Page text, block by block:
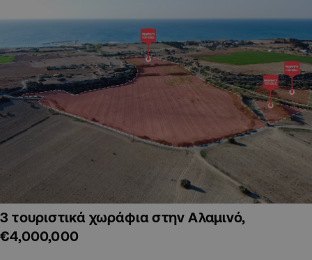
3 τουριστικά χωράφια στην Αλαμινό,
€4,000,000